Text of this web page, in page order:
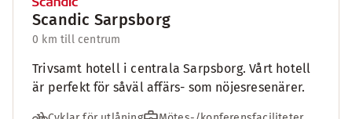
Scandic Sarpsborg
0 km till centrum
Trivsamt hotell i centrala Sarpsborg. Vårt hotell
är perfekt för såväl affärs- som nöjesresenärer.